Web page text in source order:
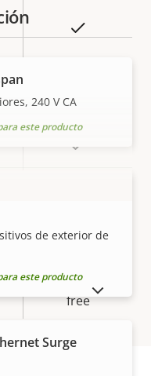
-30 to 50 °C
free, PVC
free
240 V CA
este producto
de exterior de
este producto
Surge